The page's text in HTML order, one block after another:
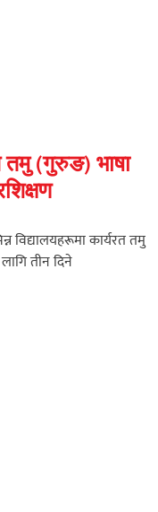
तमु (गुरुङ) भाषा
विद्यालयहरूमा कार्यरत तमु
तीन दिने